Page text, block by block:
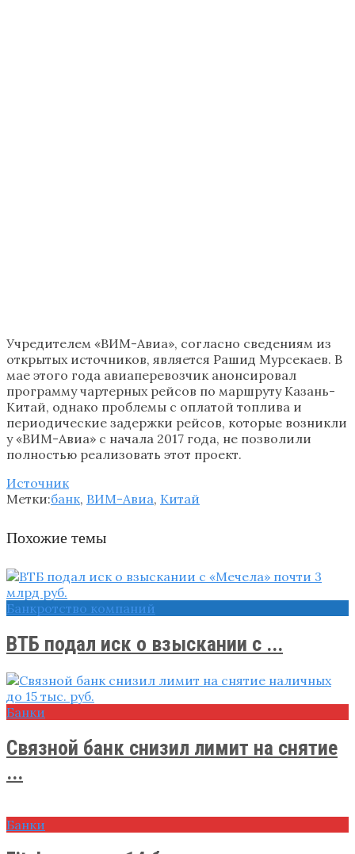
Учредителем «ВИМ-Авиа», согласно сведениям из
открытых источников, является Рашид Мурсекаев. В
мае этого года авиаперевозчик анонсировал
программу чартерных рейсов по маршруту Казань-
Китай, однако проблемы с оплатой топлива и
периодические задержки рейсов, которые возникли
у «ВИМ-Авиа» с начала 2017 года, не позволили
полностью реализовать этот проект.
Источник
Метки:банк, ВИМ-Авиа, Китай
Похожие темы
Банкротство компаний
ВТБ подал иск о взыскании с ...
Банки
Связной банк снизил лимит на снятие
...
Банки